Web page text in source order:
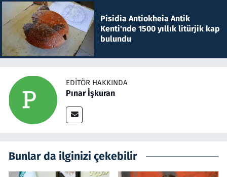
Pisidia Antiokheia Antik
Kenti'nde 1500 yıllık litürjik kap
bulundu
EDITÖR HAKKINDA
Pınar İşkuran
Bunlar da ilginizi çekebilir